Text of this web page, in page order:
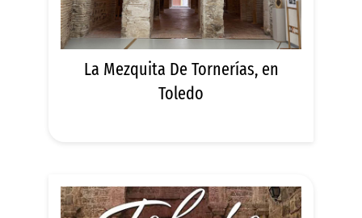
La Mezquita De Tornerías, en
Toledo